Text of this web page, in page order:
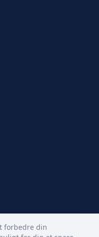
forbedre din